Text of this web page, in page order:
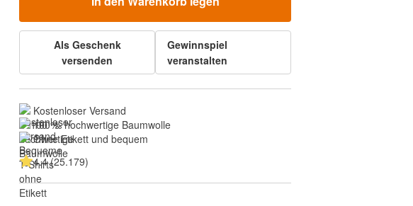
Als Geschenk
versenden
Gewinnspiel
veranstalten
Kostenloser Versand
100 % hochwertige Baumwolle
Ohne Etikett und bequem
4.4 (25.179)